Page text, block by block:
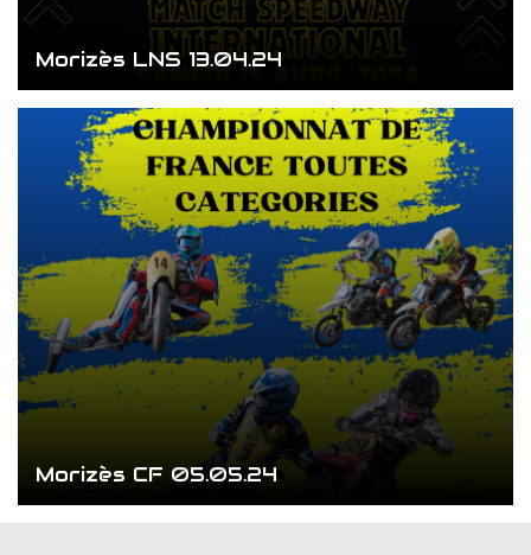
Morizès LNS 13.04.24
Morizès CF 05.05.24